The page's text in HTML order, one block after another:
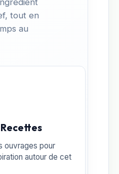
tout en
au
ouvrages pour
autour de cet